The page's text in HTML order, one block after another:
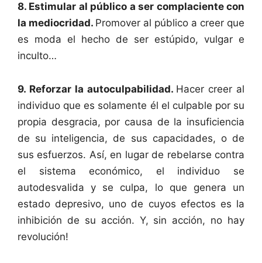
8. Estimular al público a ser complaciente con
la mediocridad. Promover al público a creer que
es moda el hecho de ser estúpido, vulgar e
inculto…
9. Reforzar la autoculpabilidad. Hacer creer al
individuo que es solamente él el culpable por su
propia desgracia, por causa de la insuficiencia
de su inteligencia, de sus capacidades, o de
sus esfuerzos. Así, en lugar de rebelarse contra
el sistema económico, el individuo se
autodesvalida y se culpa, lo que genera un
estado depresivo, uno de cuyos efectos es la
inhibición de su acción. Y, sin acción, no hay
revolución!